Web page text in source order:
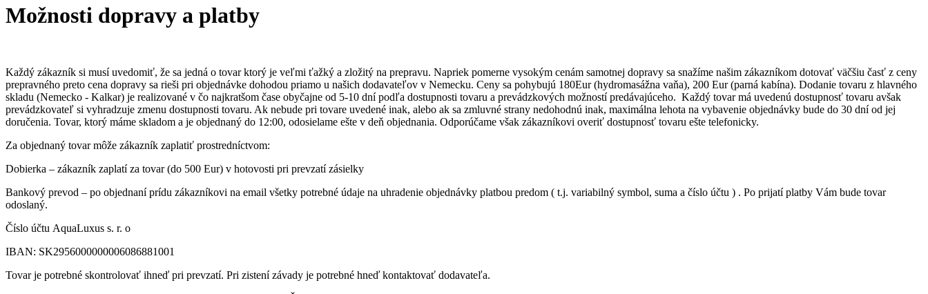
Možnosti dopravy a platby
Každý zákazník si musí uvedomiť, že sa jedná o tovar ktorý je veľmi ťažký a zložitý na prepravu. Napriek pomerne vysokým cenám samotnej dopravy sa snažíme našim zákazníkom dotovať väčšiu časť z ceny
prepravného preto cena dopravy sa rieši pri objednávke dohodou priamo u našich dodavateľov v Nemecku. Ceny sa pohybujú 180Eur (hydromasážna vaňa), 200 Eur (parná kabína). Dodanie tovaru z hlavného
skladu (Nemecko - Kalkar) je realizované v čo najkratšom čase obyčajne od 5-10 dní podľa dostupnosti tovaru a prevádzkových možností predávajúceho. Každý tovar má uvedenú dostupnosť tovaru avšak
prevádzkovateľ si vyhradzuje zmenu dostupnosti tovaru. Ak nebude pri tovare uvedené inak, alebo ak sa zmluvné strany nedohodnú inak, maximálna lehota na vybavenie objednávky bude do 30 dní od jej
doručenia. Tovar, ktorý máme skladom a je objednaný do 12:00, odosielame ešte v deň objednania. Odporúčame však zákazníkovi overiť dostupnosť tovaru ešte telefonicky.
Za objednaný tovar môže zákazník zaplatiť prostredníctvom:
Dobierka – zákazník zaplatí za tovar (do 500 Eur) v hotovosti pri prevzatí zásielky
Bankový prevod – po objednaní prídu zákazníkovi na email všetky potrebné údaje na uhradenie objednávky platbou predom ( t.j. variabilný symbol, suma a číslo účtu ) . Po prijatí platby Vám bude tovar
odoslaný.
Číslo účtu AquaLuxus s. r. o
IBAN: SK2956000000006086881001
Tovar je potrebné skontrolovať ihneď pri prevzatí. Pri zistení závady je potrebné hneď kontaktovať dodavateľa.